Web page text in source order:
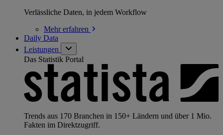
Verlässliche Daten, in jedem Workflow
Mehrerfahren
Daily Data
Leistungen
Das Statistik Portal
Trends aus 170 Branchen in 150+ Ländern und über 1 Mio.
Fakten im Direktzugriff.